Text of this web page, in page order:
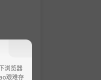
浏览器
艰难存